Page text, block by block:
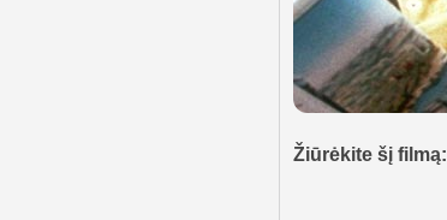
Žiūrėkite šį filmą: